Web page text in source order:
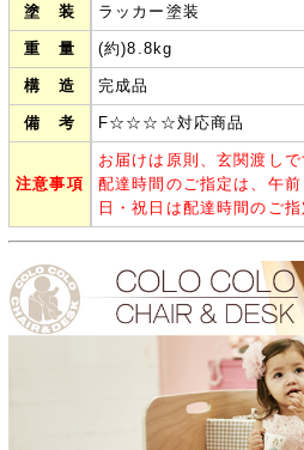
塗 装 ラッカー塗装
重 量 (約)8.8kg
構 造 完成品
備 考 F☆☆☆☆対応商品
注意事項
お届けは原則、玄関渡し
配達時間のご指定は、午
日・祝日は配達時間のご